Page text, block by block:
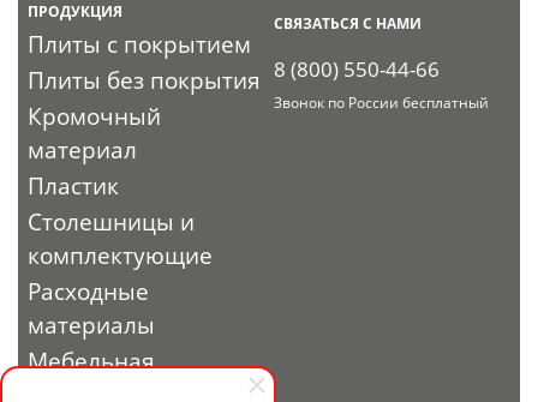
ПРОДУКЦИЯ
Плиты с покрытием
Плиты без покрытия
Кромочный
материал
Пластик
Столешницы и
комплектующие
Расходные
материалы
Мебельная
СВЯЗАТЬСЯ С НАМИ
8 (800) 550-44-66
Звонок по России бесплатный